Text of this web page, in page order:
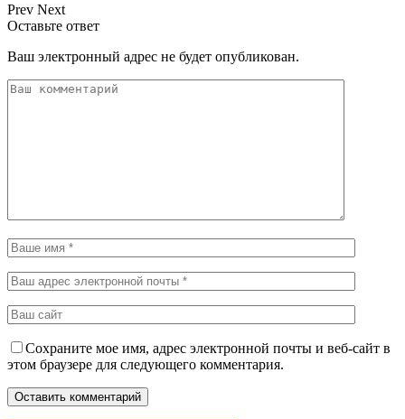
Prev Next
Оставьте ответ
Ваш электронный адрес не будет опубликован.
Сохраните мое имя, адрес электронной почты и веб-сайт в
этом браузере для следующего комментария.